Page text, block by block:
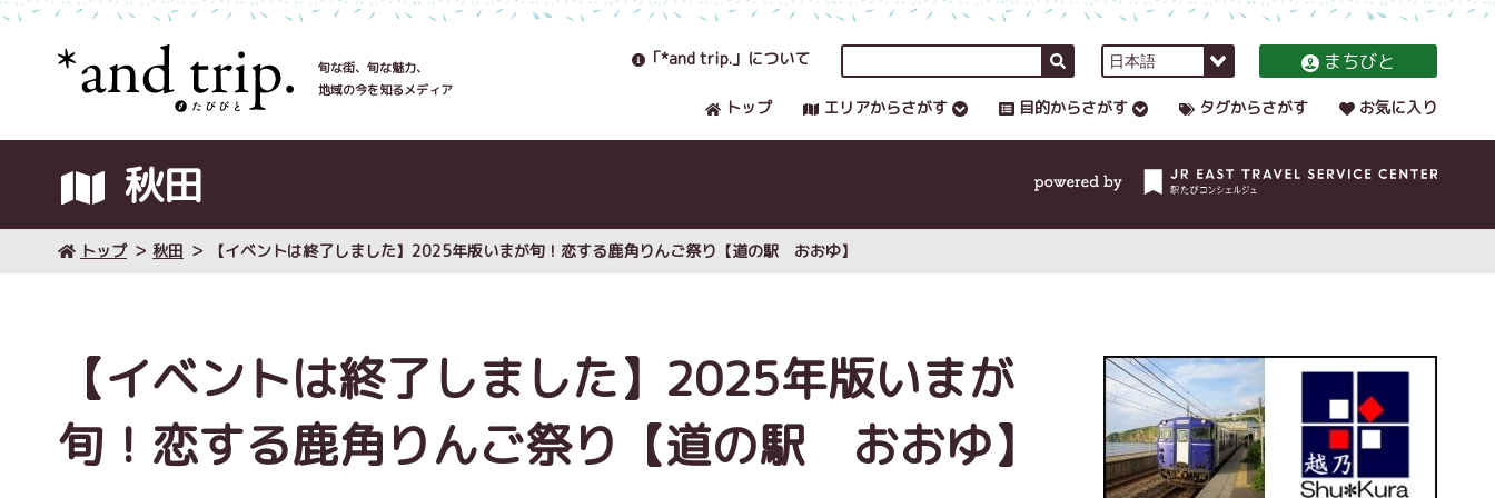
旬な街、旬な魅力、
地域の今を知るメディア
「*and trip.」について まちびと
トップ エリアからさがす 目的からさがす タグからさがす お気に入り
秋田
トップ 秋田 【イベントは終了しました】2025年版いまが旬！恋する鹿角りんご祭り【道の駅 おおゆ】
【イベントは終了しました】2025年版いまが
旬！恋する鹿角りんご祭り【道の駅 おおゆ】